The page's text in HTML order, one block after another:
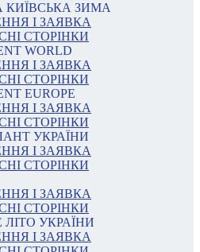
ЗИМА
І ЗАЯВКА
СТОРІНКИ
WORLD
І ЗАЯВКА
СТОРІНКИ
EUROPE
І ЗАЯВКА
СТОРІНКИ
УКРАЇНИ
І ЗАЯВКА
СТОРІНКИ
І ЗАЯВКА
СТОРІНКИ
УКРАЇНИ
І ЗАЯВКА